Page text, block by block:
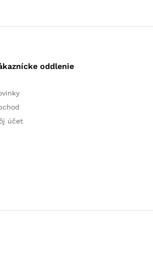
oddlenie
účet